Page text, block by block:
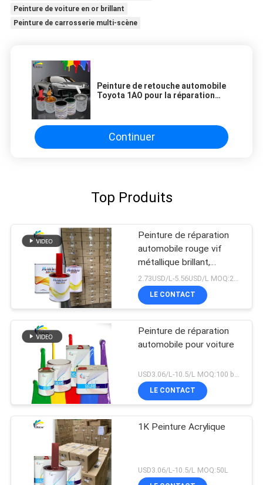
Peinture de voiture en or brillant
Peinture de carrosserie multi-scène
Peinture de retouche automobile
Toyota 1AO pour la réparation
Continuer
Top Produits
Peinture de réparation
automobile rouge vif
métallique brillant,
assortiment de couleurs
de qualité usine d'origine
2.73USD/L-5.56USD/L MOQ:200L
LE CONTACT
Peinture de réparation
automobile pour voiture
LE CONTACT
1K Peinture Acrylique
USD3.06/L-10.5/L MOQ:50L